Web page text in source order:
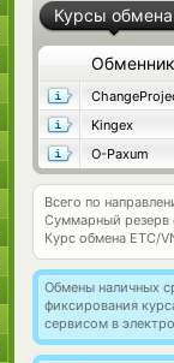
Курсы обмена
Обменник
Kingex
O-Paxum
Всего по
Суммарный резерв
Курс обмена ETC/
Обмены наличных
фиксирования
сервисом в